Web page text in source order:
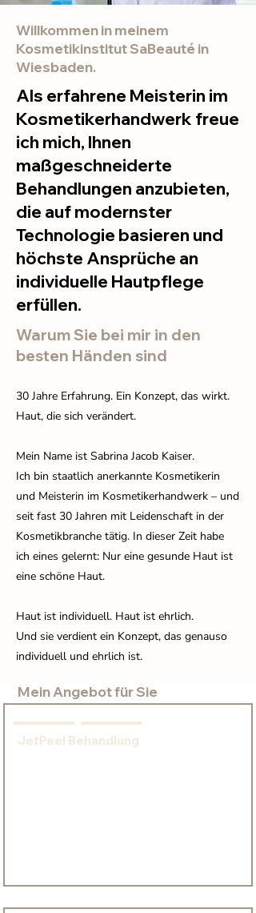
Willkommen in meinem
Kosmetikinstitut SaBeauté in
Wiesbaden.
Als erfahrene Meisterin im
Kosmetikerhandwerk freue
ich mich, Ihnen
maßgeschneiderte
Behandlungen anzubieten,
die auf modernster
Technologie basieren und
höchste Ansprüche an
individuelle Hautpflege
erfüllen.
Warum Sie bei mir in den
besten Händen sind
30 Jahre Erfahrung. Ein Konzept, das wirkt.
Haut, die sich verändert.
Mein Name ist Sabrina Jacob Kaiser.
Ich bin staatlich anerkannte Kosmetikerin
und Meisterin im Kosmetikerhandwerk – und
seit fast 30 Jahren mit Leidenschaft in der
Kosmetikbranche tätig. In dieser Zeit habe
ich eines gelernt: Nur eine gesunde Haut ist
eine schöne Haut.
Haut ist individuell. Haut ist ehrlich.
Und sie verdient ein Konzept, das genauso
individuell und ehrlich ist.
Mein Angebot für Sie
JetPeel Behandlung